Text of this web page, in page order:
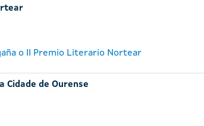
o II Premio Literario Nortear
Cidade de Ourense